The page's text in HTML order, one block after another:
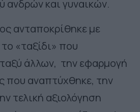
ανδρών και γυναικών.
ανταποκρίθηκε με
«ταξίδι» που
άλλων, την εφαρμογή
που αναπτύχθηκε, την
τελική αξιολόγηση